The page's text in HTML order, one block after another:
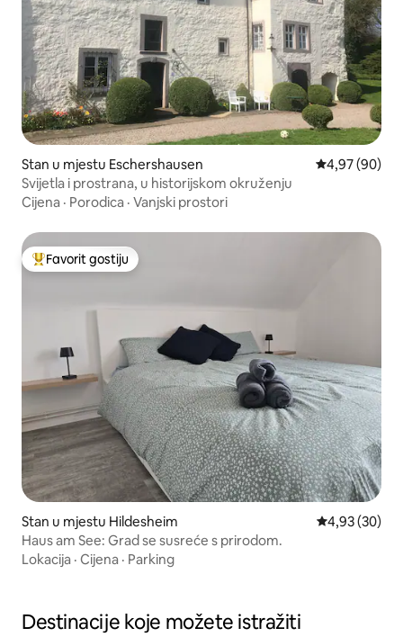
Stan u mjestu Eschershausen Prosječna
4,97 (90)
Svijetla i prostrana, u historijskom okruženju
Cijena · Porodica · Vanjski prostori
Glavni favorit gostiju
Favorit gostiju
Stan u mjestu Hildesheim Prosječna
4,93 (30)
Haus am See: Grad se susreće s prirodom.
Lokacija · Cijena · Parking
Destinacije koje možete istražiti